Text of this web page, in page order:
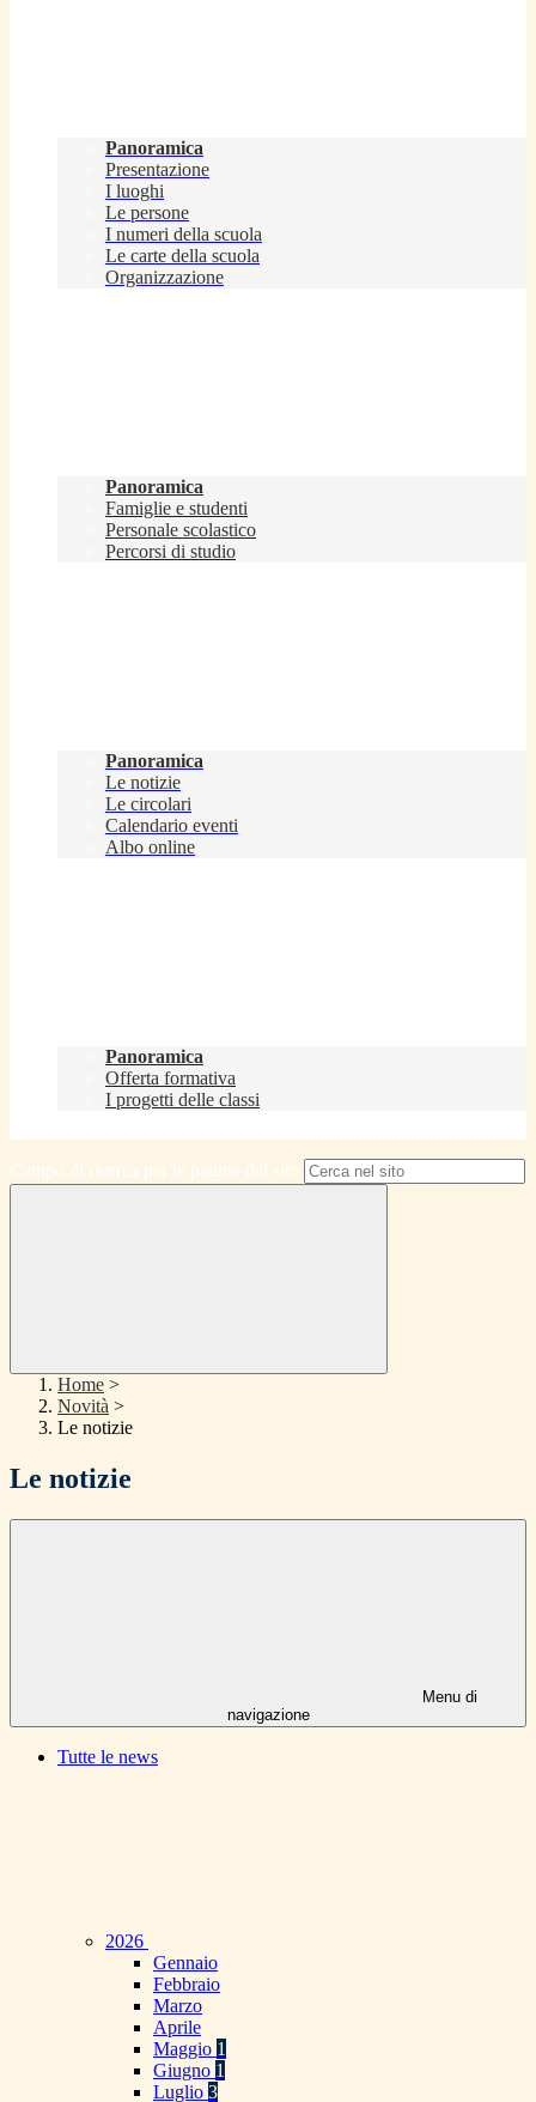
Panoramica
Presentazione
I luoghi
Le persone
I numeri della scuola
Le carte della scuola
Organizzazione
Panoramica
Famiglie e studenti
Personale scolastico
Percorsi di studio
Panoramica
Le notizie
Le circolari
Calendario eventi
Albo online
Panoramica
Offerta formativa
I progetti delle classi
Campo di ricerca per le pagine del sito
Home >
Novità >
Le notizie
Le notizie
Menu di
navigazione
Tutte le news
2026
Gennaio
Febbraio
Marzo
Aprile
Maggio 1
Giugno 1
Luglio 3